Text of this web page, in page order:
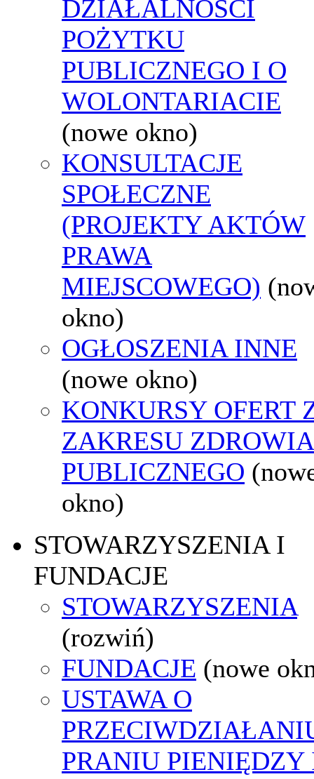
DZIAŁALNOŚCI
POŻYTKU
PUBLICZNEGO I O
WOLONTARIACIE
(nowe okno)
KONSULTACJE
SPOŁECZNE
(PROJEKTY AKTÓW
PRAWA
MIEJSCOWEGO)
okno)
OGŁOSZENIA INNE
(nowe okno)
KONKURSY OFERT
ZAKRESU ZDROWIA
PUBLICZNEGO
okno)
STOWARZYSZENIA I
FUNDACJE
STOWARZYSZENIA
(rozwiń)
FUNDACJE (nowe
USTAWA O
PRANIU PIENIĘDZY